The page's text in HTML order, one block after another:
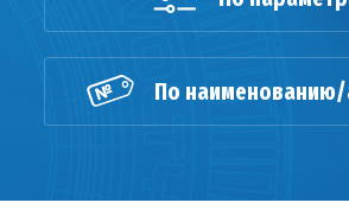
По наименованию/